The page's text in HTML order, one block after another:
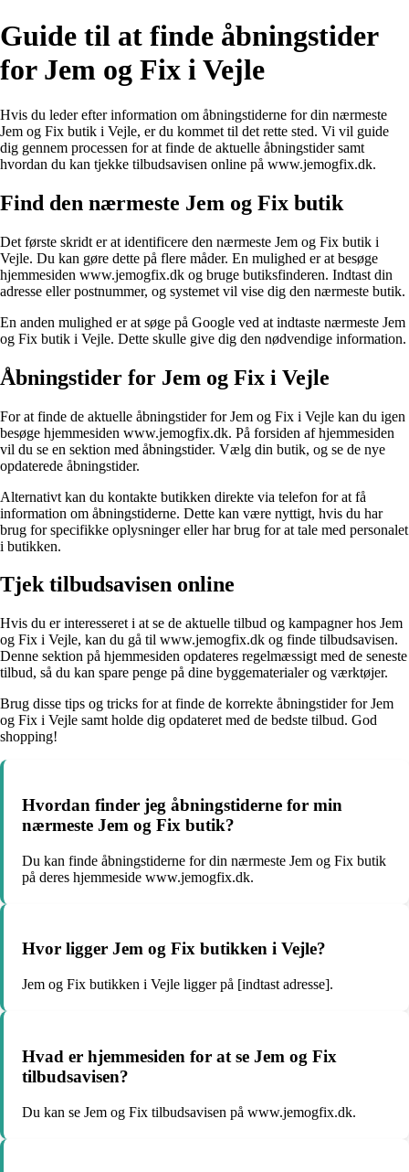
Guide til at finde åbningstider
for Jem og Fix i Vejle
Hvis du leder efter information om åbningstiderne for din nærmeste
Jem og Fix butik i Vejle, er du kommet til det rette sted. Vi vil guide
dig gennem processen for at finde de aktuelle åbningstider samt
hvordan du kan tjekke tilbudsavisen online på www.jemogfix.dk.
Find den nærmeste Jem og Fix butik
Det første skridt er at identificere den nærmeste Jem og Fix butik i
Vejle. Du kan gøre dette på flere måder. En mulighed er at besøge
hjemmesiden www.jemogfix.dk og bruge butiksfinderen. Indtast din
adresse eller postnummer, og systemet vil vise dig den nærmeste butik.
En anden mulighed er at søge på Google ved at indtaste nærmeste Jem
og Fix butik i Vejle. Dette skulle give dig den nødvendige information.
Åbningstider for Jem og Fix i Vejle
For at finde de aktuelle åbningstider for Jem og Fix i Vejle kan du igen
besøge hjemmesiden www.jemogfix.dk. På forsiden af hjemmesiden
vil du se en sektion med åbningstider. Vælg din butik, og se de nye
opdaterede åbningstider.
Alternativt kan du kontakte butikken direkte via telefon for at få
information om åbningstiderne. Dette kan være nyttigt, hvis du har
brug for specifikke oplysninger eller har brug for at tale med personalet
i butikken.
Tjek tilbudsavisen online
Hvis du er interesseret i at se de aktuelle tilbud og kampagner hos Jem
og Fix i Vejle, kan du gå til www.jemogfix.dk og finde tilbudsavisen.
Denne sektion på hjemmesiden opdateres regelmæssigt med de seneste
tilbud, så du kan spare penge på dine byggematerialer og værktøjer.
Brug disse tips og tricks for at finde de korrekte åbningstider for Jem
og Fix i Vejle samt holde dig opdateret med de bedste tilbud. God
shopping!
Hvordan finder jeg åbningstiderne for min
nærmeste Jem og Fix butik?
Du kan finde åbningstiderne for din nærmeste Jem og Fix butik
på deres hjemmeside www.jemogfix.dk.
Hvor ligger Jem og Fix butikken i Vejle?
Jem og Fix butikken i Vejle ligger på [indtast adresse].
Hvad er hjemmesiden for at se Jem og Fix
tilbudsavisen?
Du kan se Jem og Fix tilbudsavisen på www.jemogfix.dk.